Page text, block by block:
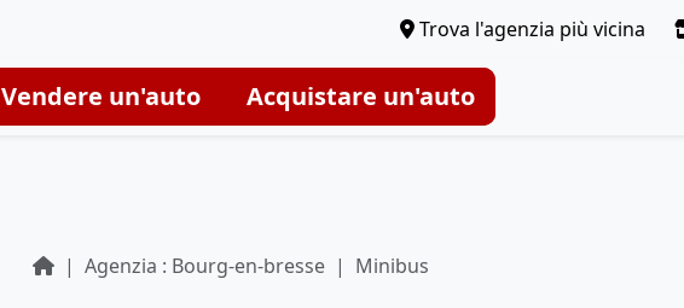
Trova l'agenzia più vicina
Vendere un'auto Acquistare un'auto
Agenzia : Bourg-en-bresse Minibus